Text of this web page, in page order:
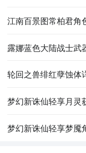
江南百景图常柏君角
露娜蓝色大陆战士武
轮回之兽绯红孽蚀体
梦幻新诛仙轻享月灵
梦幻新诛仙轻享梦魇